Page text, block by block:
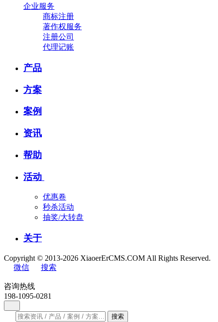
企业服务
商标注册
著作权服务
注册公司
代理记账
产品
方案
案例
资讯
帮助
活动
优惠卷
秒杀活动
抽奖/大转盘
关于
Copyright © 2013-2026 XiaoerErCMS.COM All Rights Reserved.
微信
搜索
咨询热线
198-1095-0281
搜索